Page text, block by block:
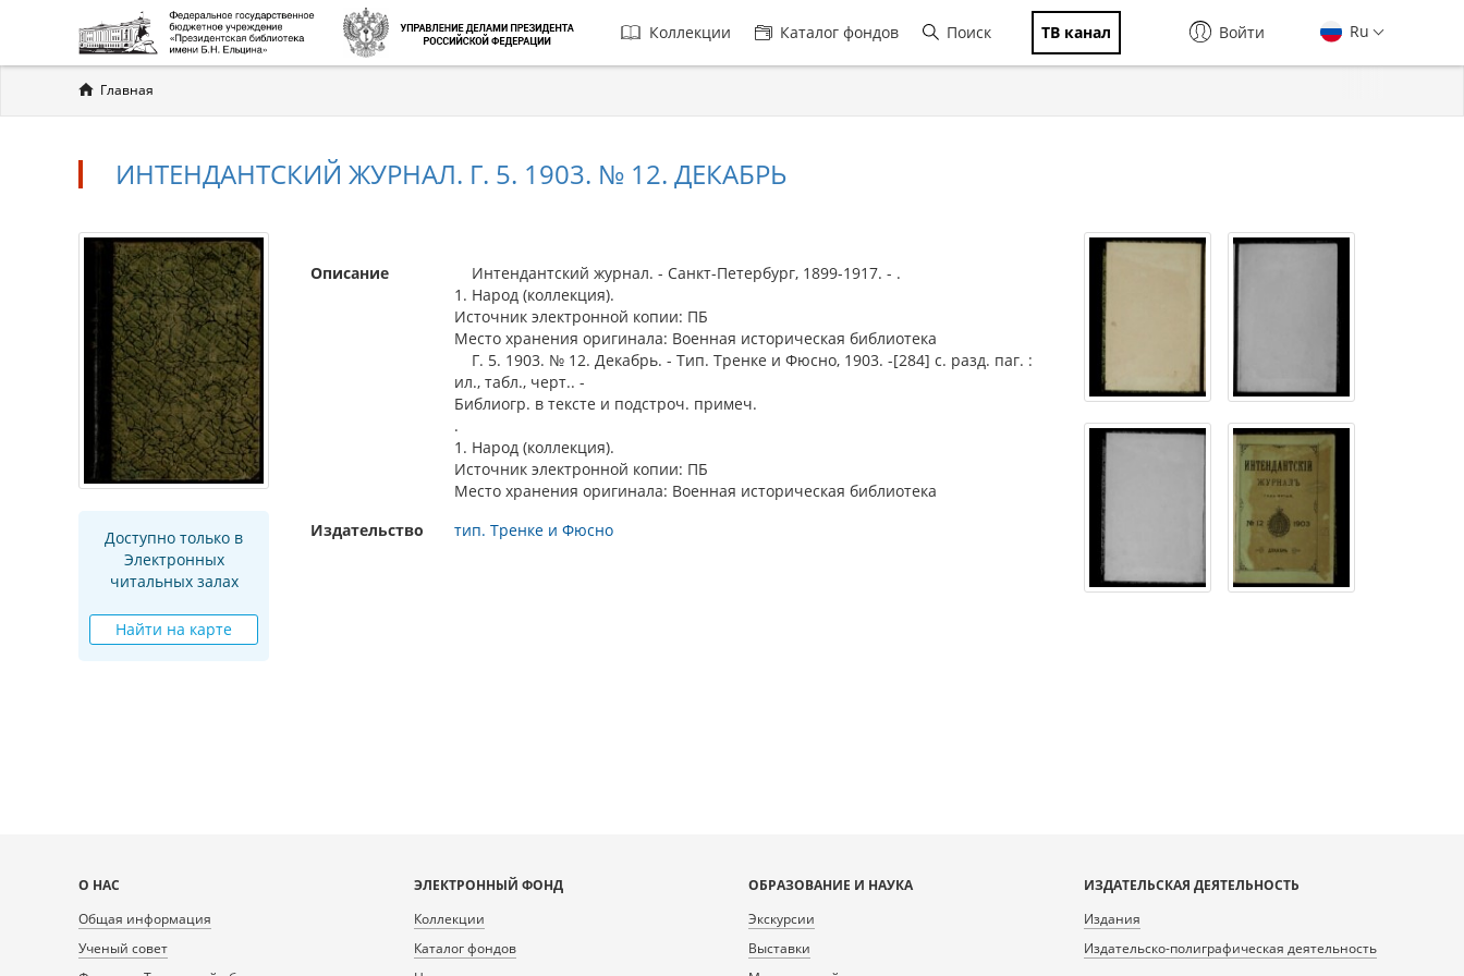
Главная
навигация
Коллекции Каталог фондов Поиск ТВ канал Ru
Войти
Вы
здесь
Главная
ИНТЕНДАНТСКИЙ ЖУРНАЛ. Г. 5. 1903. № 12. ДЕКАБРЬ
Доступно только в
Электронных
читальных залах
Найти на карте
Описание
Интендантский журнал. - Санкт-Петербург, 1899-1917. - .
1. Народ (коллекция).
Источник электронной копии: ПБ
Место хранения оригинала: Военная историческая библиотека
Г. 5. 1903. № 12. Декабрь. - Тип. Тренке и Фюсно, 1903. -[284] с. разд. паг. :
ил., табл., черт.. -
Библиогр. в тексте и подстроч. примеч.
.
1. Народ (коллекция).
Источник электронной копии: ПБ
Место хранения оригинала: Военная историческая библиотека
Издательство
тип. Тренке и Фюсно
Карта
сайта
О НАС
Общая информация
Ученый совет
ЭЛЕКТРОННЫЙ ФОНД
Коллекции
Каталог фондов
ОБРАЗОВАНИЕ И НАУКА
Экскурсии
Выставки
ИЗДАТЕЛЬСКАЯ ДЕЯТЕЛЬНОСТЬ
Издания
Издательско-полиграфическая деятельность